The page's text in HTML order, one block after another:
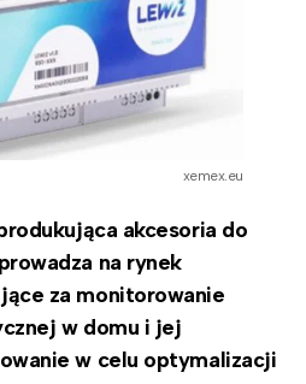
xemex.eu
akcesoria do
na rynek
za monitorowanie
w domu i jej
w celu optymalizacji